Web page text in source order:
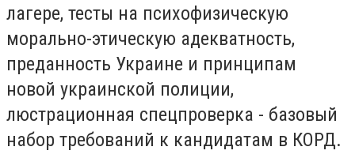
лагере, тесты на психофизическую
морально-этическую адекватность,
преданность Украине и принципам
новой украинской полиции,
люстрационная спецпроверка - базовый
набор требований к кандидатам в КОРД.